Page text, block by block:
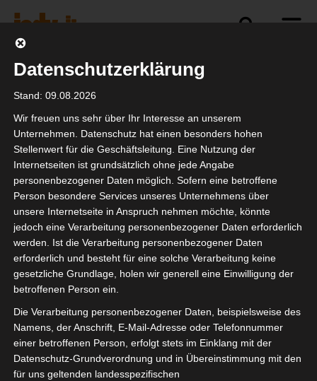
Selbstständigkeit
DSGVO für
Selbständige
Datenschutzerklärung
Stand: 09.08.2026
Wir freuen uns sehr über Ihr Interesse an unserem
Unternehmen. Datenschutz hat einen besonders hohen
Stellenwert für die Geschäftsleitung. Eine Nutzung der
Internetseiten ist grundsätzlich ohne jede Angabe
personenbezogener Daten möglich. Sofern eine betroffene
Person besondere Services unseres Unternehmens über
unsere Internetseite in Anspruch nehmen möchte, könnte
jedoch eine Verarbeitung personenbezogener Daten erforderlich
werden. Ist die Verarbeitung personenbezogener Daten
erforderlich und besteht für eine solche Verarbeitung keine
gesetzliche Grundlage, holen wir generell eine Einwilligung der
betroffenen Person ein.
Die Verarbeitung personenbezogener Daten, beispielsweise des
Namens, der Anschrift, E-Mail-Adresse oder Telefonnummer
einer betroffenen Person, erfolgt stets im Einklang mit der
Datenschutz-Grundverordnung und in Übereinstimmung mit den
für uns geltenden landesspezifischen